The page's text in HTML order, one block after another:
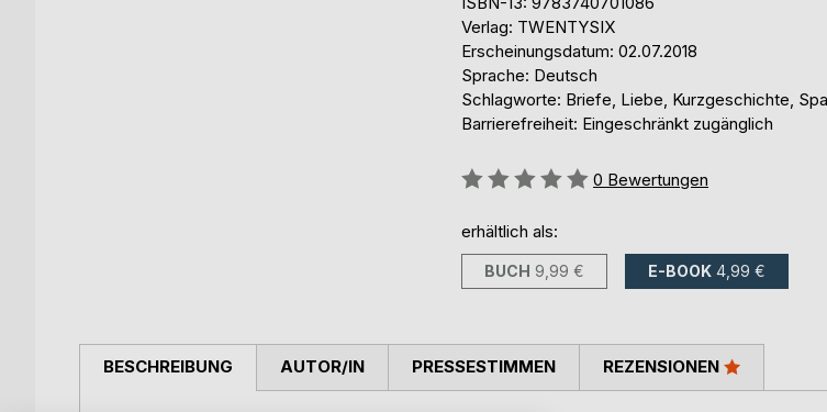
Verlag: TWENTYSIX
Erscheinungsdatum: 02.07.2018
Sprache: Deutsch
Schlagworte: Briefe, Liebe, Kurzgeschichte,
Barrierefreiheit: Eingeschränkt zugänglich
Bewertung::
0 Bewertungen
erhältlich als:
BUCH 9,99 € E-BOOK 4,99 €
BESCHREIBUNG AUTOR/IN PRESSESTIMMEN REZENSIONEN